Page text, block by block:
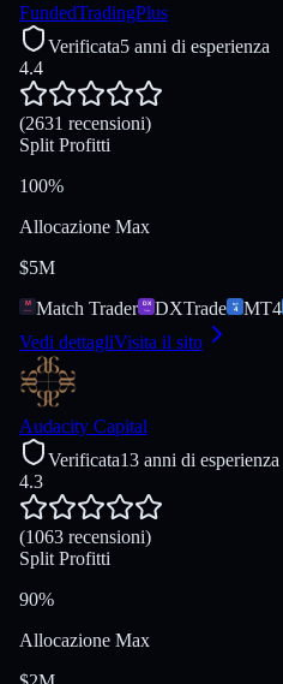
FundedTradingPlus
Verificata5 anni di esperienza
4.4
(2631 recensioni)
Split Profitti
100%
Allocazione Max
$5M
Match Trader
DXTrade MT4
Vedi dettagliVisita il sito
Audacity Capital
Verificata13 anni di esperienza
4.3
(1063 recensioni)
Split Profitti
90%
Allocazione Max